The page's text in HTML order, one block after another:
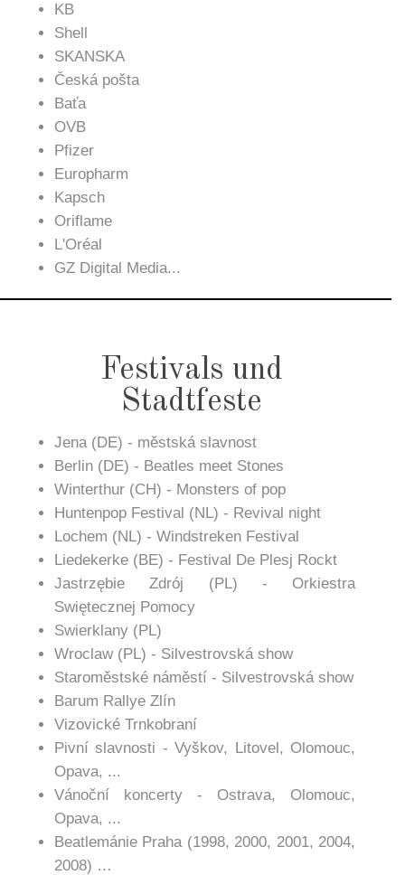
KB
Shell
SKANSKA
Česká pošta
Baťa
OVB
Pfizer
Europharm
Kapsch
Oriflame
L'Oréal
GZ Digital Media...
Festivals und
Stadtfeste
Jena (DE) - městská slavnost
Berlin (DE) - Beatles meet Stones
Winterthur (CH) - Monsters of pop
Huntenpop Festival (NL) - Revival night
Lochem (NL) - Windstreken Festival
Liedekerke (BE) - Festival De Plesj Rockt
Jastrzębie Zdrój (PL) - Orkiestra
Swiętecznej Pomocy
Swierklany (PL)
Wroclaw (PL) - Silvestrovská show
Staroměstské náměstí - Silvestrovská show
Barum Rallye Zlín
Vizovické Trnkobraní
Pivní slavnosti - Vyškov, Litovel, Olomouc,
Opava, ...
Vánoční koncerty - Ostrava, Olomouc,
Opava, ...
Beatlemánie Praha (1998, 2000, 2001, 2004,
2008) …